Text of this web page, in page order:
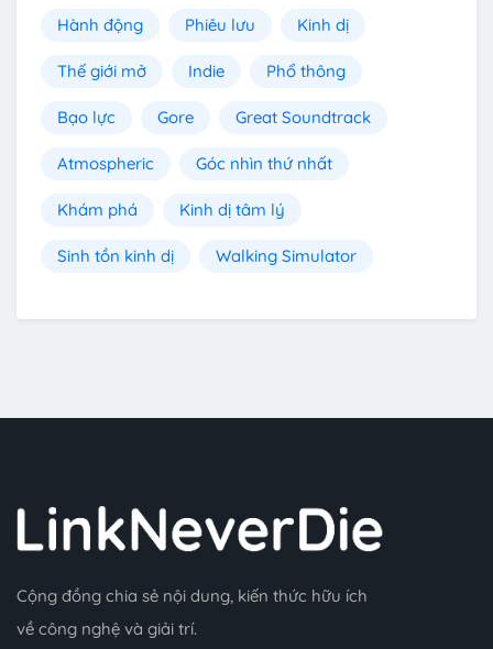
Hành động Phiêu lưu Kinh dị
Thế giới mở Indie Phổ thông
Bạo lực Gore Great Soundtrack
Atmospheric Góc nhìn thứ nhất
Khám phá Kinh dị tâm lý
Sinh tồn kinh dị Walking Simulator
Cộng đồng chia sẻ nội dung, kiến thức hữu ích
về công nghệ và giải trí.